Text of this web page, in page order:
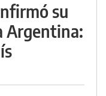
su
Argentina: